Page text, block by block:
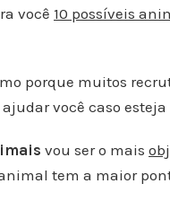
você 10 possíveis
porque muitos
você caso
vou ser o mais
tem a maior